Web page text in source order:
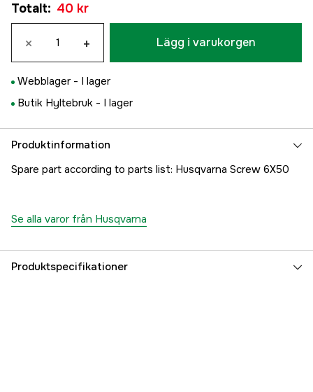
Totalt: 40 kr
× + Lägg i varukorgen
Webblager - I lager
Butik Hyltebruk - I lager
Produktinformation
Spare part according to parts list: Husqvarna Screw 6X50
Se alla varor från Husqvarna
Produktspecifikationer